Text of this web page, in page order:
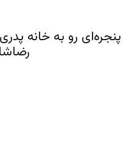
پنجره‌ای رو به خانه
رضاشاه ـ ۱۵